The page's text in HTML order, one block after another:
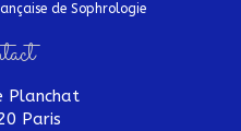
de Sophrologie
Planchat
Paris